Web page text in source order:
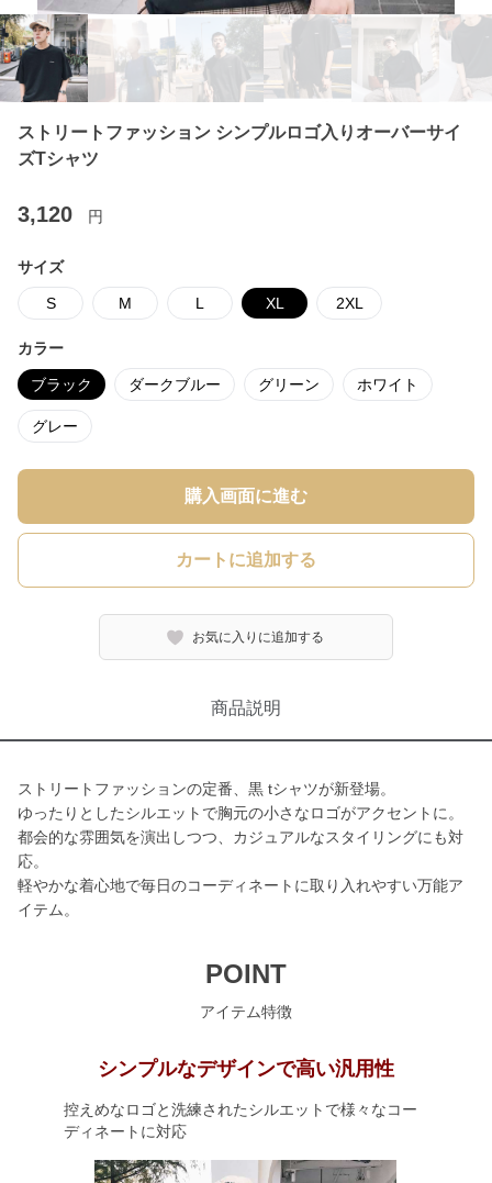
ストリートファッション シンプルロゴ入りオーバーサイ
ズTシャツ
3,120 円
サイズ
S M L XL 2XL
カラー
ブラック ダークブルー グリーン ホワイト
グレー
購入画面に進む
カートに追加する
お気に入りに追加する
商品説明
ストリートファッションの定番、黒 tシャツが新登場。
ゆったりとしたシルエットで胸元の小さなロゴがアクセントに。
都会的な雰囲気を演出しつつ、カジュアルなスタイリングにも対
応。
軽やかな着心地で毎日のコーディネートに取り入れやすい万能ア
イテム。
POINT
アイテム特徴
シンプルなデザインで高い汎用性
控えめなロゴと洗練されたシルエットで様々なコー
ディネートに対応